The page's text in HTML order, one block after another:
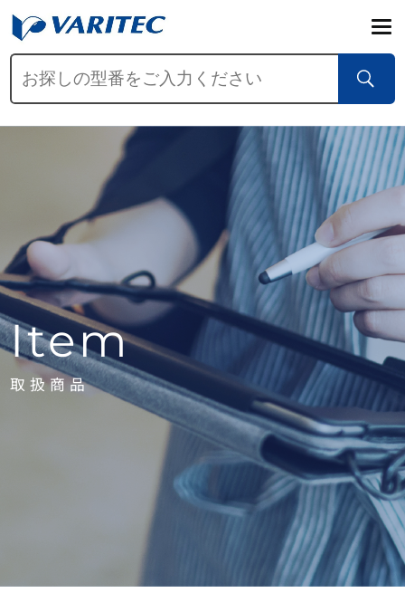
Item
取扱商品
お問い合わせ